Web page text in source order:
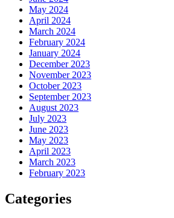
May 2024
April 2024
March 2024
February 2024
January 2024
December 2023
November 2023
October 2023
September 2023
August 2023
July 2023
June 2023
May 2023
April 2023
March 2023
February 2023
Categories